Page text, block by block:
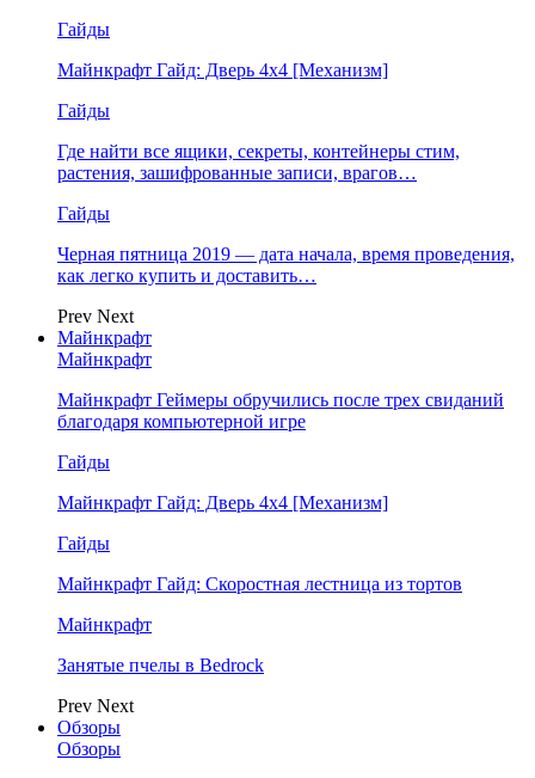
Гайды
Майнкрафт Гайд: Дверь 4х4 [Механизм]
Гайды
Где найти все ящики, секреты, контейнеры стим,
растения, зашифрованные записи, врагов…
Гайды
Черная пятница 2019 — дата начала, время проведения,
как легко купить и доставить…
Prev Next
Майнкрафт
Майнкрафт
Майнкрафт Геймеры обручились после трех свиданий
благодаря компьютерной игре
Гайды
Майнкрафт Гайд: Дверь 4х4 [Механизм]
Гайды
Майнкрафт Гайд: Скоростная лестница из тортов
Майнкрафт
Занятые пчелы в Bedrock
Prev Next
Обзоры
Обзоры